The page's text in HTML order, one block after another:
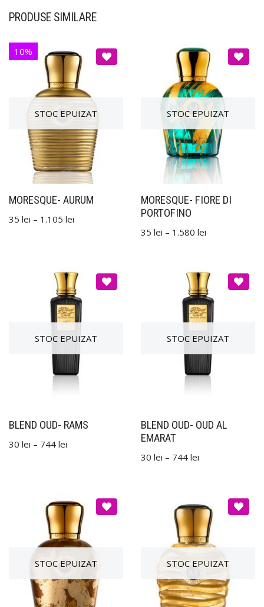
PRODUSE SIMILARE
10%
MORESQUE- AURUM
35 lei – 1.105 lei
MORESQUE- FIORE DI
PORTOFINO
35 lei – 1.580 lei
BLEND OUD- RAMS
30 lei – 744 lei
BLEND OUD- OUD AL
EMARAT
30 lei – 744 lei